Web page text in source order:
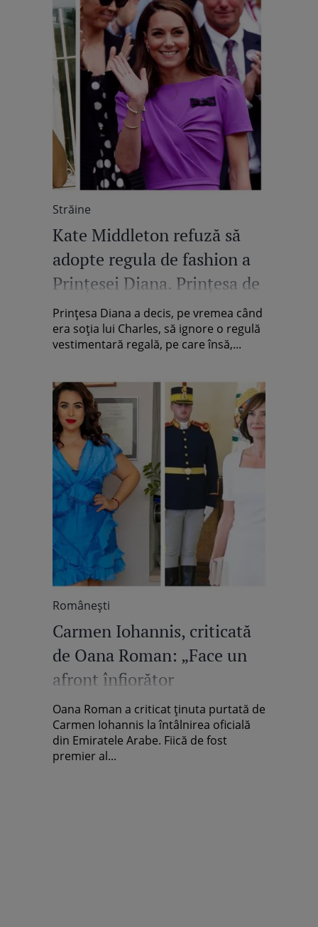
Străine
Kate Middleton refuză să
adopte regula de fashion a
Prințesei Diana. Prințesa de
Wales nu va fi niciodată
văzută așa
Prințesa Diana a decis, pe vremea când
era soția lui Charles, să ignore o regulă
vestimentară regală, pe care însă,...
Româneşti
Carmen Iohannis, criticată
de Oana Roman: „Face un
afront înfiorător
protocolului” / Video
Oana Roman a criticat ținuta purtată de
Carmen Iohannis la întâlnirea oficială
din Emiratele Arabe. Fiică de fost
premier al...